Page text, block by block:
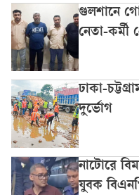
গুলশানে
নেতা-কর্মী
ঢাকা-
দুর্ভোগ
নাটোরে
যুবক